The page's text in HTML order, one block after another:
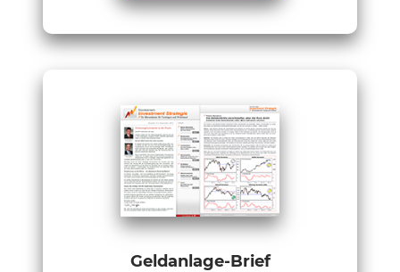
Geldanlage-Brief